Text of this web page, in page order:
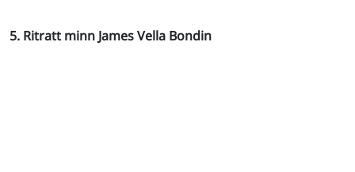
5. Ritratt minn James Vella Bondin